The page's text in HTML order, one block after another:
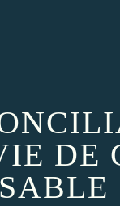
DE